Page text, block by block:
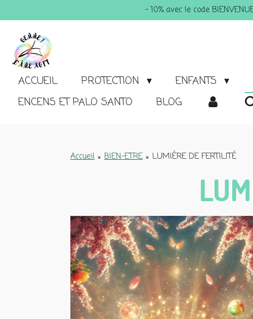
au
contenu
principal
- 10% avec le code
ACCUEIL PROTECTION ENFANTS
ENCENS ET PALO SANTO
BLOG
Accueil » BIEN-ETRE » LUMIÈRE DE FERTILITÉ